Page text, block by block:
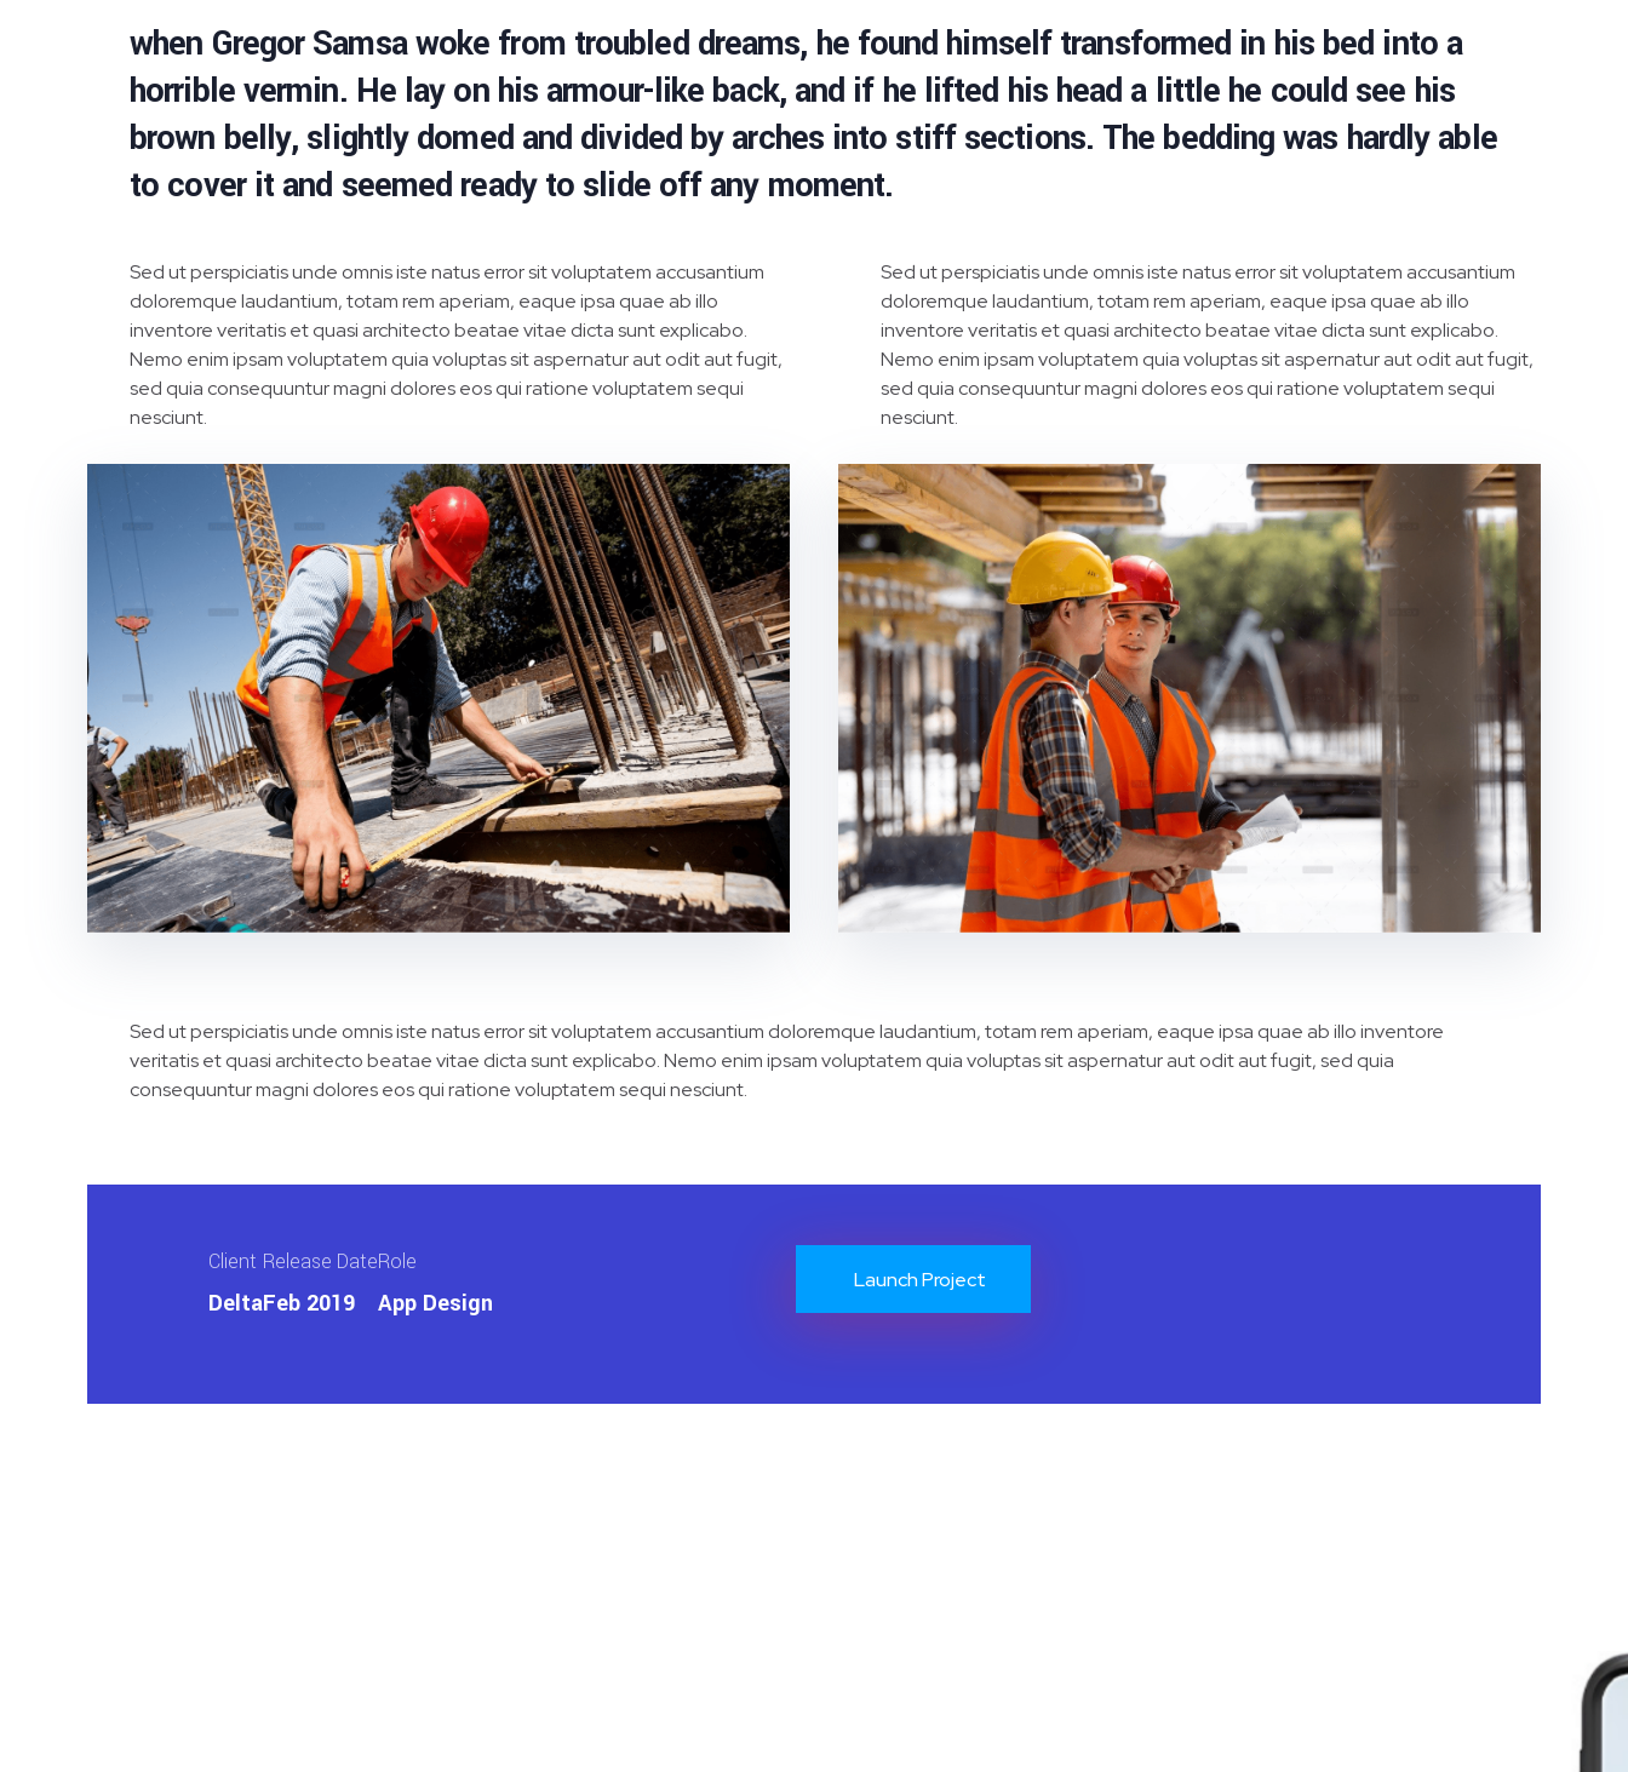
when Gregor Samsa woke from troubled dreams, he found himself transformed in his bed into a
horrible vermin. He lay on his armour-like back, and if he lifted his head a little he could see his
brown belly, slightly domed and divided by arches into stiff sections. The bedding was hardly able
to cover it and seemed ready to slide off any moment.
Sed ut perspiciatis unde omnis iste natus error sit voluptatem accusantium
doloremque laudantium, totam rem aperiam, eaque ipsa quae ab illo
inventore veritatis et quasi architecto beatae vitae dicta sunt explicabo.
Nemo enim ipsam voluptatem quia voluptas sit aspernatur aut odit aut fugit,
sed quia consequuntur magni dolores eos qui ratione voluptatem sequi
nesciunt.
Sed ut perspiciatis unde omnis iste natus error sit voluptatem accusantium
doloremque laudantium, totam rem aperiam, eaque ipsa quae ab illo
inventore veritatis et quasi architecto beatae vitae dicta sunt explicabo.
Nemo enim ipsam voluptatem quia voluptas sit aspernatur aut odit aut fugit,
sed quia consequuntur magni dolores eos qui ratione voluptatem sequi
nesciunt.
Sed ut perspiciatis unde omnis iste natus error sit voluptatem accusantium doloremque laudantium, totam rem aperiam, eaque ipsa quae ab illo inventore
veritatis et quasi architecto beatae vitae dicta sunt explicabo. Nemo enim ipsam voluptatem quia voluptas sit aspernatur aut odit aut fugit, sed quia
consequuntur magni dolores eos qui ratione voluptatem sequi nesciunt.
Client
Delta
Release Date
Feb 2019
Role
App Design
Launch Project